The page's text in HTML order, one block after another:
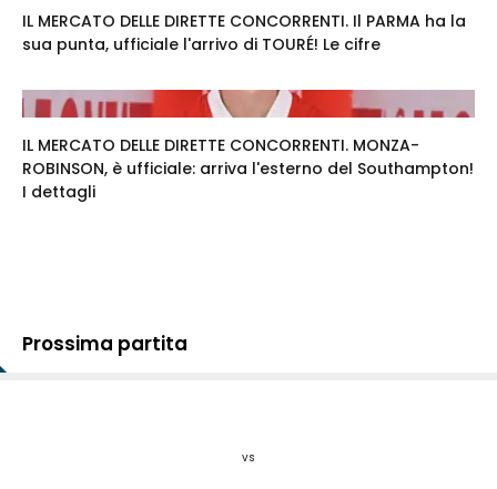
IL MERCATO DELLE DIRETTE CONCORRENTI. Il PARMA ha la
sua punta, ufficiale l'arrivo di TOURÉ! Le cifre
IL MERCATO DELLE DIRETTE CONCORRENTI. MONZA-
ROBINSON, è ufficiale: arriva l'esterno del Southampton!
I dettagli
Prossima partita
vs